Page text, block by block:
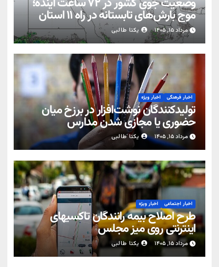
موج بارش‌های تابستانه در راه ۱۱ استان
مرداد ۱۵, ۱۴۰۵ یکتا طالبی
اخبار فرهنگی اخبار ویژه
تولیدکنندگان نوشت‌افزار در برزخ میان
حضوری یا مجازی شدن مدارس
مرداد ۱۵, ۱۴۰۵ یکتا طالبی
اخبار اجتماعی اخبار ویژه
طرح اصلاح بیمه رانندگان تاکسیهای
اینترنتی روی میز مجلس
مرداد ۱۵, ۱۴۰۵ یکتا طالبی